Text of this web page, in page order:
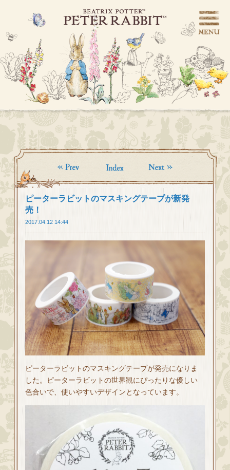
ピーターラビットのマスキングテープが新発
売！
2017.04.12 14:44
ピーターラビットのマスキングテープが発売になりま
した。ピーターラビットの世界観にぴったりな優しい
色合いで、使いやすいデザインとなっています。